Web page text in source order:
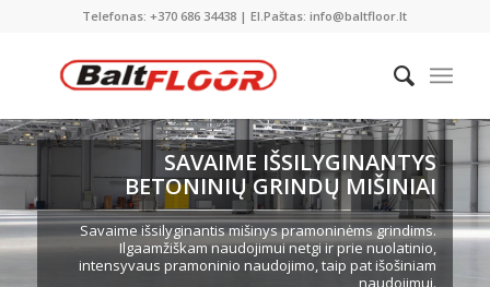
Telefonas: +370 686 34438 | El.Paštas: info@baltfloor.lt
SAVAIME IŠSILYGINANTYS
BETONINIŲ GRINDŲ MIŠINIAI
Savaime išsilyginantis mišinys pramoninėms grindims.
Ilgaamžiškam naudojimui netgi ir prie nuolatinio,
intensyvaus pramoninio naudojimo, taip pat išošiniam
naudojimui.